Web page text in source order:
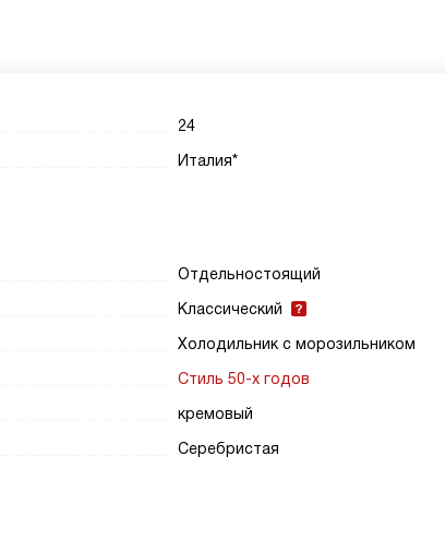
24
Италия*
Отдельностоящий
Классический
Холодильник с морозильником
Стиль 50-х годов
кремовый
Серебристая